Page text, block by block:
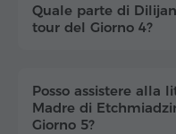
Quale parte di
tour del Giorno 4?
Posso assistere alla
Madre di
Giorno 5?